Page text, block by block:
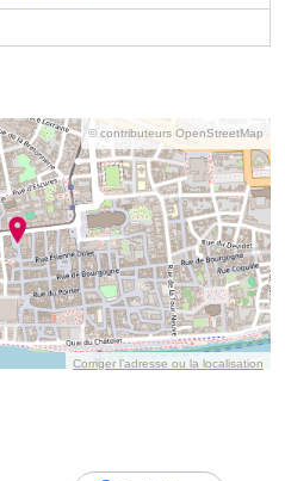
© contributeurs OpenStreetMap
Corriger l’adresse ou la localisation